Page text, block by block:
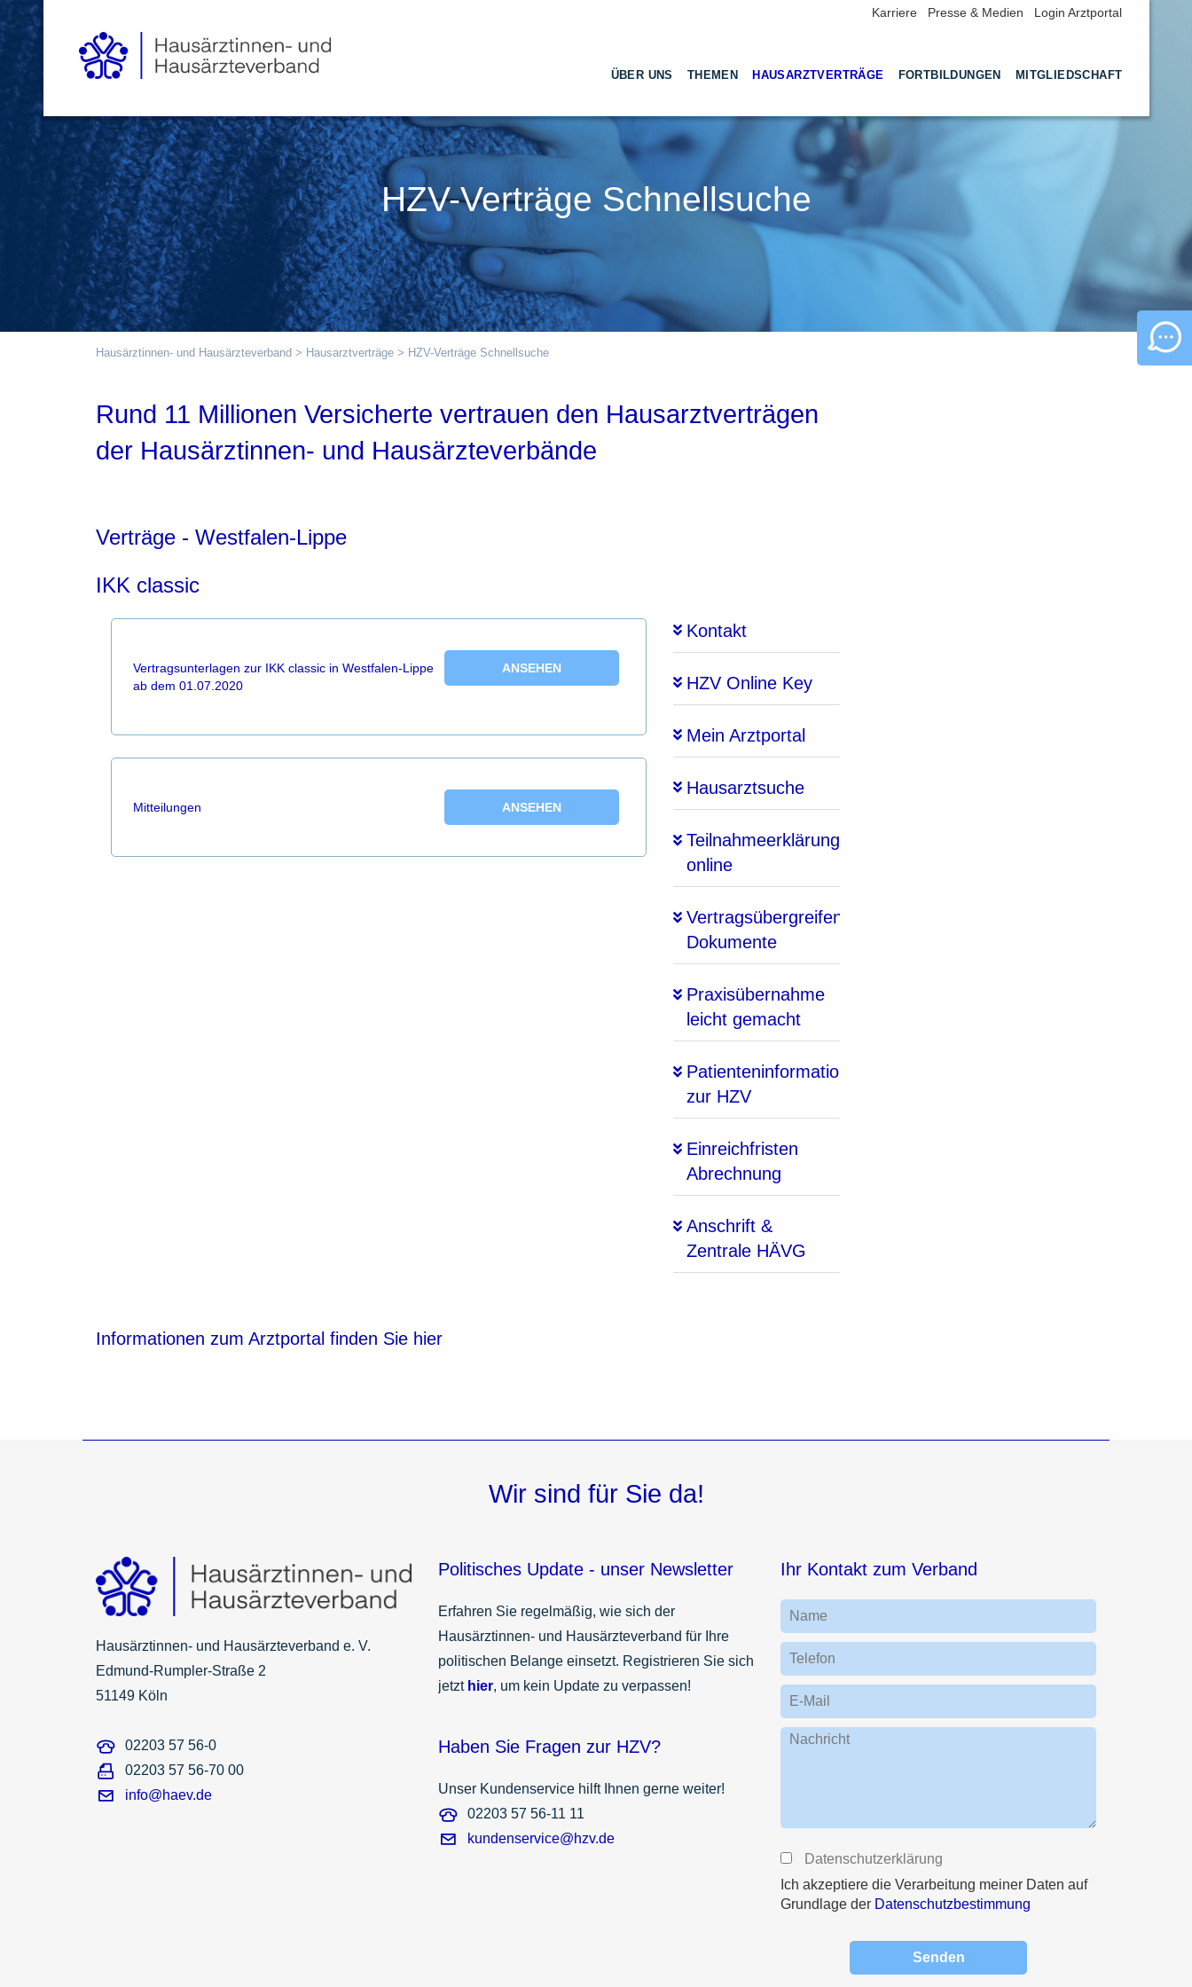
ÜBER UNS THEMEN HAUSARZTVERTRÄGE FORTBILDUNGEN MITGLIEDSCHAFT
Karriere Presse & Medien Login Arztportal
HZV-Verträge Schnellsuche
Hausärztinnen- und Hausärzteverband > Hausarztverträge > HZV-Verträge Schnellsuche
Rund 11 Millionen Versicherte vertrauen den Hausarztverträgen
der Hausärztinnen- und Hausärzteverbände
Verträge - Westfalen-Lippe
IKK classic
Vertragsunterlagen zur IKK classic in Westfalen-Lippe
ab dem 01.07.2020
ANSEHEN
Mitteilungen ANSEHEN
Kontakt
HZV Online Key
Mein Arztportal
Hausarztsuche
Teilnahmeerklärung
online
Vertragsübergreifende
Dokumente
Praxisübernahme
leicht gemacht
Patienteninformation
zur HZV
Einreichfristen
Abrechnung
Anschrift &
Zentrale HÄVG
Informationen zum Arztportal finden Sie hier
Wir sind für Sie da!
Hausärztinnen- und Hausärzteverband e. V.
Edmund-Rumpler-Straße 2
51149 Köln
02203 57 56-0
02203 57 56-70 00
info@haev.de
Politisches Update - unser Newsletter
Erfahren Sie regelmäßig, wie sich der
Hausärztinnen- und Hausärzteverband für Ihre
politischen Belange einsetzt. Registrieren Sie sich
jetzt hier, um kein Update zu verpassen!
Haben Sie Fragen zur HZV?
Unser Kundenservice hilft Ihnen gerne weiter!
02203 57 56-11 11
kundenservice@hzv.de
Ihr Kontakt zum Verband
Name
Telefon
E-Mail
Nachricht
Datenschutzerklärung
Ich akzeptiere die Verarbeitung meiner Daten auf
Grundlage der Datenschutzbestimmung